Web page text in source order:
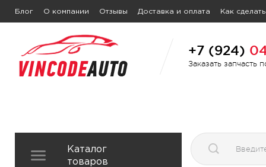
Блог О компании Отзывы Доставка и оплата Как
+7 (924)
Заказать запчасть
Каталог
товаров